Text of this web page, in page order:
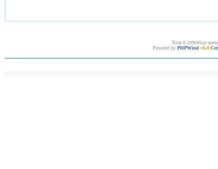
Total 0.199045(s)
Powered by PHPWind v6.0